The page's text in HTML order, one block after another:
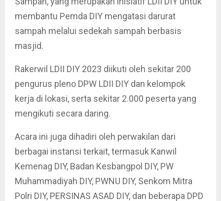
membantu Pemda DIY mengatasi darurat
sampah melalui sedekah sampah berbasis
masjid.
Rakerwil LDII DIY 2023 diikuti oleh sekitar 200
pengurus pleno DPW LDII DIY dan kelompok
kerja di lokasi, serta sekitar 2.000 peserta yang
mengikuti secara daring.
Acara ini juga dihadiri oleh perwakilan dari
berbagai instansi terkait, termasuk Kanwil
Kemenag DIY, Badan Kesbangpol DIY, PW
Muhammadiyah DIY, PWNU DIY, Senkom Mitra
Polri DIY, PERSINAS ASAD DIY, dan beberapa DPD